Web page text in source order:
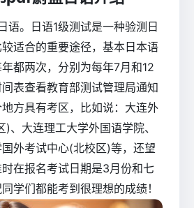
语。日语1级测试是一种验测日
适合的重要途径，基本日本语
都两次，分别为每年7月和12
表查看教育部测试管理局通知
方具有考区，比如说：大连外
、大连理工大学外国语学院、
外考试中心(北校区)等，还望
在报名考试日期是3月份和七
学们都能考到很理想的成绩！